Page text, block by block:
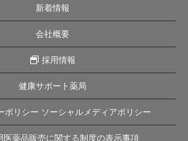
新着情報
会社概要
採用情報
健康サポート薬局
ポリシー ソーシャルメディアポリシー
医薬品販売に関する制度の表示事項